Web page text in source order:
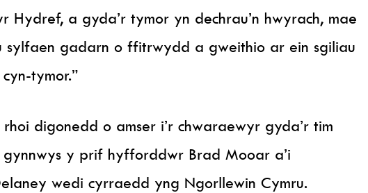
Hydref, a gyda’r tymor yn dechrau’n hwyrach, mae
sylfaen gadarn o ffitrwydd a gweithio ar ein sgiliau
tymor.”
digonedd o amser i’r chwaraewyr gyda’r tim
y prif hyfforddwr Brad Mooar a’i
wedi cyrraedd yng Ngorllewin Cymru.